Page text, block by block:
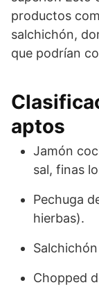
productos
salchichón,
que podrían
aptos
Jamón
sal, finas
Pechuga
hierbas).
Chopped